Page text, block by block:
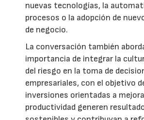
nuevas tecnologías, la
procesos o la adopción de
de negocio.
La conversación también
importancia de integrar la
del riesgo en la toma de
empresariales, con el objetivo
inversiones orientadas a
productividad generen